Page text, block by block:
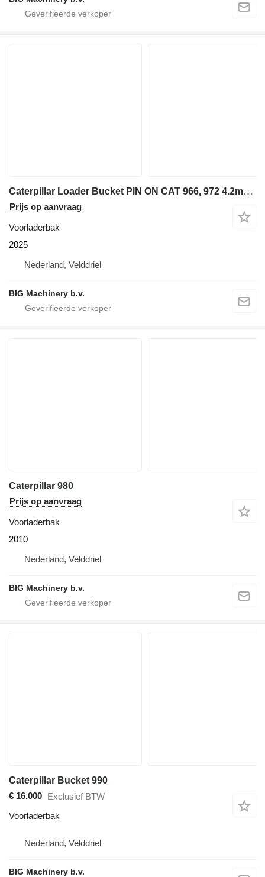
Caterpillar Loader Bucket PIN ON CAT 966, 972 4.2m3, 127in
Prijs op aanvraag
Voorladerbak
2025
Nederland, Velddriel
BIG Machinery b.v.
Caterpillar 980
Prijs op aanvraag
Voorladerbak
2010
Nederland, Velddriel
BIG Machinery b.v.
Caterpillar Bucket 990
€ 16.000 Exclusief BTW
Voorladerbak
Nederland, Velddriel
BIG Machinery b.v.